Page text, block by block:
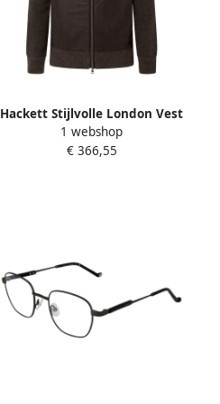
Hackett Stijlvolle London Vest
Brown Heren
1 webshop
€ 366,55